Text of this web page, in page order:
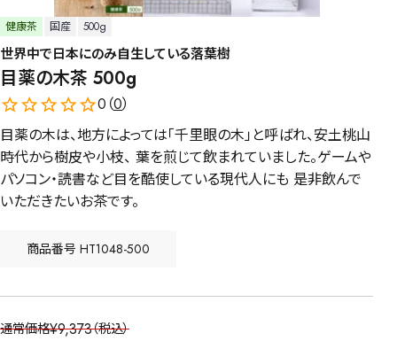
健康茶 国産 500g
世界中で日本にのみ自生している落葉樹
目薬の木茶 500g
0（0）
目薬の木は、地方によっては「千里眼の木」と呼ばれ、安土桃山
時代から樹皮や小枝、 葉を煎じて飲まれていました。ゲームや
パソコン・読書など目を酷使している現代人にも 是非飲んで
いただきたいお茶です。
商品番号 HT1048-500
通常価格¥9,373 税込